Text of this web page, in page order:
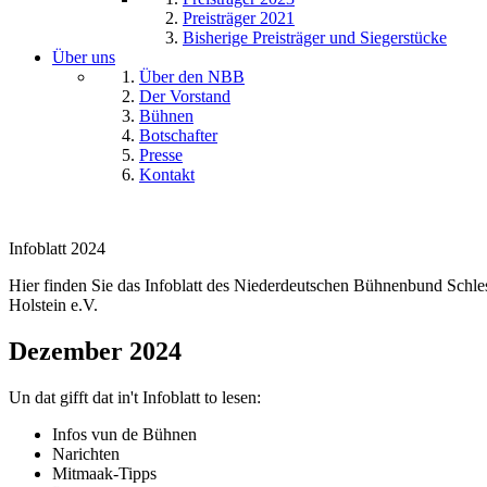
Preisträger 2021
Bisherige Preisträger und Siegerstücke
Über uns
Über den NBB
Der Vorstand
Bühnen
Botschafter
Presse
Kontakt
Infoblatt 2024
Hier finden Sie das Infoblatt des Niederdeutschen Bühnenbund
Holstein e.V.
Dezember 2024
Un dat gifft dat in't Infoblatt to lesen:
Infos vun de Bühnen
Narichten
Mitmaak-Tipps